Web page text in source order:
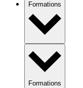
Formations
Formations